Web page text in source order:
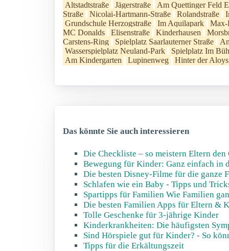
Altstadtstraße Jägerstraße
Am Quettinger Feld
Straße
Nicolai-Hartmann-Straße Rolandstraße
Grundschule Herzogstraße
Im Aquilapark
Max-
MC Donalds
Elisenstraße Kinderhausen
Carstens-Ring
Spielplatz Saarlauterner Straße
Wasserspielplatz Neuland-Park
Spielplatz Im
Am Kindergarten
Lupinenweg Hinter der
Das könnte Sie auch interessieren
Die Checkliste – so meistern Eltern den
Bewegung für Kinder: Ganz einfach in
Die besten Disney-Filme für die ganze
Schlafen wie ein Baby - Tipps und
Spartipps für Familien Wie Familien
Die besten Familien Apps für Eltern &
Tolle Geschenke für 3-jährige Kinder
Kinderkrankheiten: Die häufigsten
Sind Hörspiele gut für Kinder? - So
Tipps für die Erkältungszeit